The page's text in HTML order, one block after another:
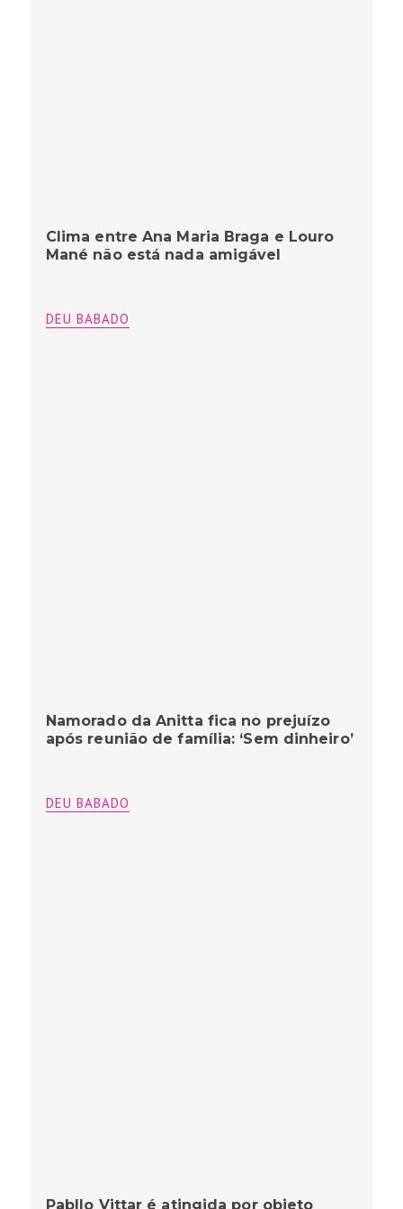
Clima entre Ana Maria Braga e Louro
Mané não está nada amigável
DEU BABADO
Namorado da Anitta fica no prejuízo
após reunião de família: ‘Sem dinheiro’
DEU BABADO
Pabllo Vittar é atingida por objeto